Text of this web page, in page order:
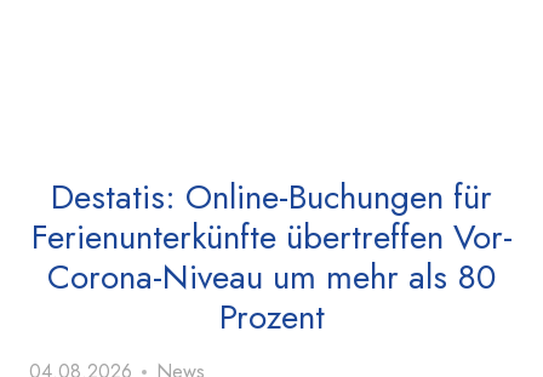
Destatis: Online-Buchungen für
Ferienunterkünfte übertreffen Vor-
Corona-Niveau um mehr als 80
Prozent